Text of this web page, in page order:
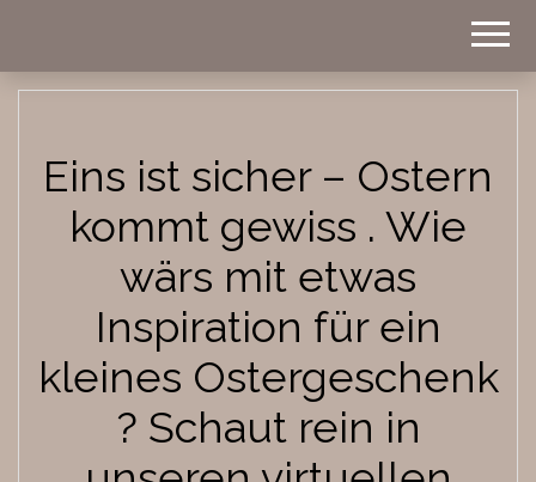
Eins ist sicher – Ostern
kommt gewiss . Wie
wärs mit etwas
Inspiration für ein
kleines Ostergeschenk
? Schaut rein in